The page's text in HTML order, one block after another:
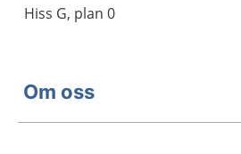
Hiss G, plan 0
Om oss